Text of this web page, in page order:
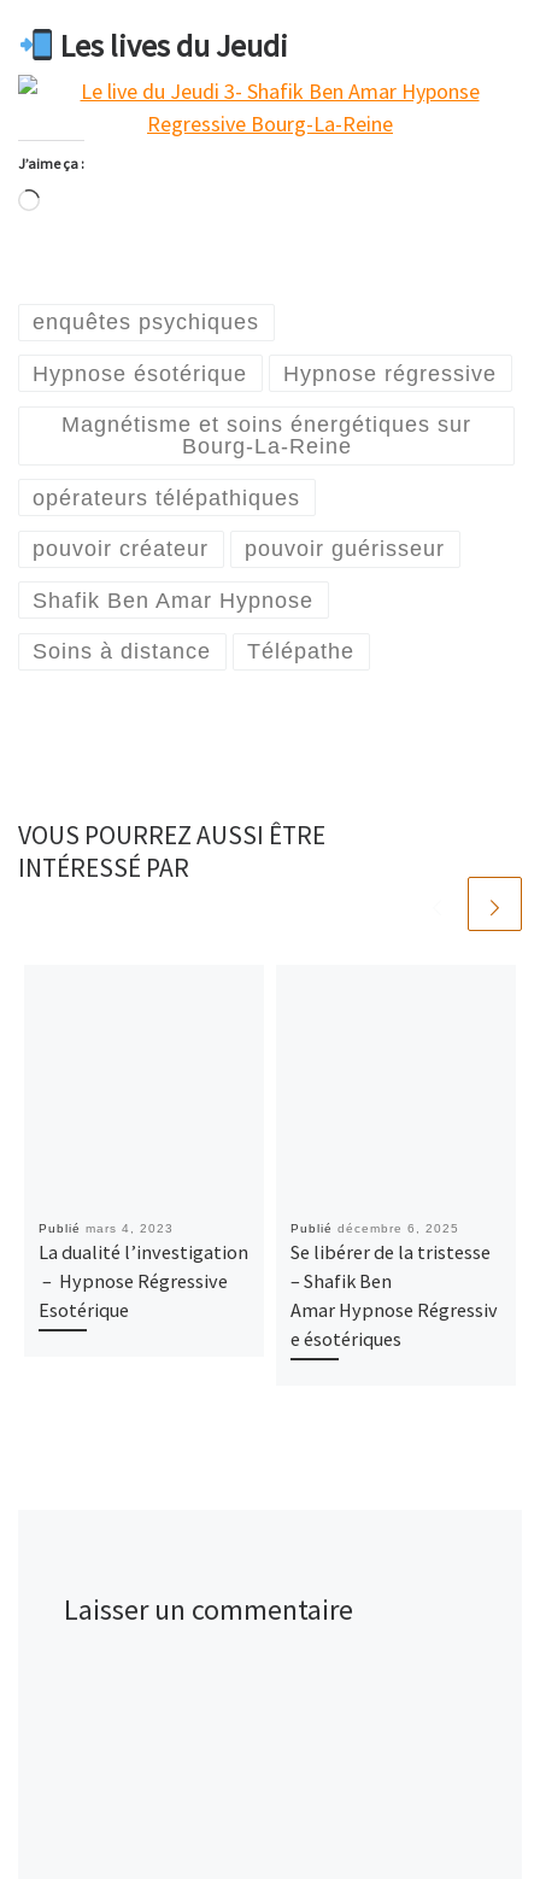
Les lives du Jeudi
J’aime ça :
Chargement…
enquêtes psychiques
Hypnose ésotérique Hypnose régressive
Magnétisme et soins énergétiques sur
Bourg-La-Reine
opérateurs télépathiques
pouvoir créateur pouvoir guérisseur
Shafik Ben Amar Hypnose
Soins à distance Télépathe
VOUS POURREZ AUSSI ÊTRE
INTÉRESSÉ PAR
Publié mars 4, 2023
La dualité l’investigation
– Hypnose Régressive
Esotérique
Publié décembre 6, 2025
Se libérer de la tristesse
– Shafik Ben
Amar Hypnose Régressiv
e ésotériques
Laisser un commentaire